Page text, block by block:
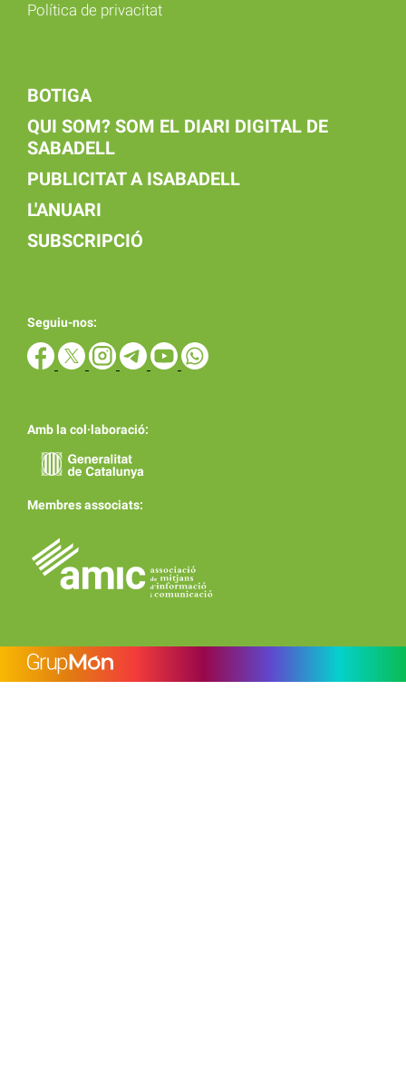
Política de privacitat
BOTIGA
QUI SOM? SOM EL DIARI DIGITAL DE
SABADELL
PUBLICITAT A ISABADELL
L'ANUARI
SUBSCRIPCIÓ
Seguiu-nos:
Amb la col·laboració:
Membres associats: